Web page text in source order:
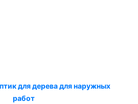
для дерева для наружных
работ